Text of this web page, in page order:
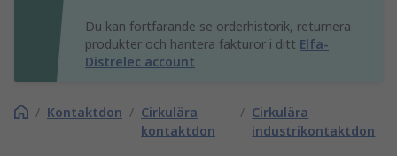
Du kan fortfarande se orderhistorik, returnera
produkter och hantera fakturor i ditt Elfa-
Distrelec account
/ Kontaktdon / Cirkulära
kontaktdon
/ Cirkulära
industrikontaktdon